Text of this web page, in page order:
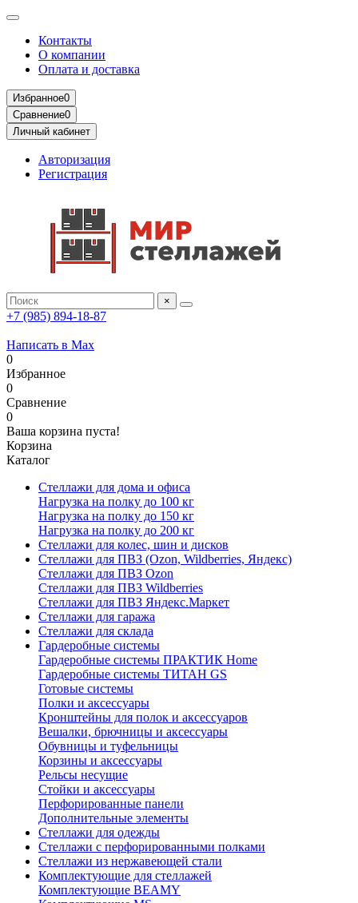
Контакты
О компании
Оплата и доставка
Избранное0
Сравнение0
Личный кабинет
Авторизация
Регистрация
×
+7 (985) 894-18-87
Написать в Max
0
Избранное
0
Сравнение
0
Ваша корзина пуста!
Корзина
Каталог
Стеллажи для дома и офиса
Нагрузка на полку до 100 кг
Нагрузка на полку до 150 кг
Нагрузка на полку до 200 кг
Стеллажи для колес, шин и дисков
Стеллажи для ПВЗ (Ozon, Wildberries, Яндекс)
Стеллажи для ПВЗ Ozon
Стеллажи для ПВЗ Wildberries
Стеллажи для ПВЗ Яндекс.Маркет
Стеллажи для гаража
Стеллажи для склада
Гардеробные системы
Гардеробные системы ПРАКТИК Home
Гардеробные системы ТИТАН GS
Готовые системы
Полки и аксессуары
Кронштейны для полок и аксессуаров
Вешалки, брючницы и аксессуары
Обувницы и туфельницы
Корзины и аксессуары
Рельсы несущие
Стойки и аксессуары
Перфорированные панели
Дополнительные элементы
Стеллажи для одежды
Стеллажи с перфорированными полками
Стеллажи из нержавеющей стали
Комплектующие для стеллажей
Комплектующие BEAMY